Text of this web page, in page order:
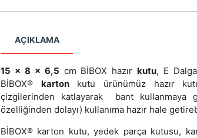
AÇIKLAMA
15 x 8 x 6,5 cm BİBOX hazırkutu, E
BİBOX® kartonkutu ürünümüz hazır
çizgilerinden katlayarak bant kullanmaya
özelliğinden dolayı) kullanıma hazır hale
BİBOX® karton kutu, yedek parça kutusu,